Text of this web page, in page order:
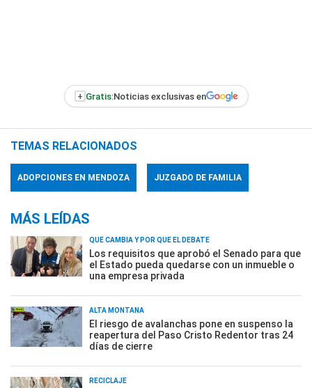
+ Gratis:Noticias exclusivas en
TEMAS RELACIONADOS
ADOPCIONES EN MENDOZA JUZGADO DE FAMILIA
MÁS LEÍDAS
QUÉ CAMBIA Y POR QUÉ EL DEBATE
Los requisitos que aprobó el Senado para que
el Estado pueda quedarse con un inmueble o
una empresa privada
ALTA MONTAÑA
El riesgo de avalanchas pone en suspenso la
reapertura del Paso Cristo Redentor tras 24
días de cierre
RECICLAJE